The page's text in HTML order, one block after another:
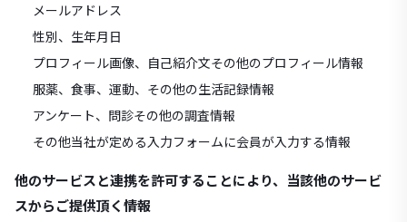
メールアドレス
性別、生年月日
プロフィール画像、自己紹介文その他のプロフィール情報
服薬、食事、運動、その他の生活記録情報
アンケート、問診その他の調査情報
その他当社が定める入力フォームに会員が入力する情報
他のサービスと連携を許可することにより、当該他のサービ
スからご提供頂く情報